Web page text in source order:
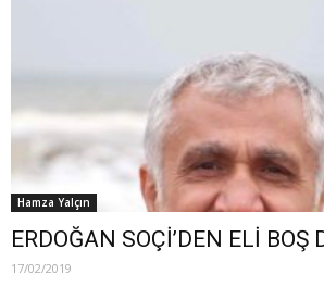
Hamza Yalçın
ERDOĞAN SOÇİ’DEN ELİ BOŞ
17/02/2019